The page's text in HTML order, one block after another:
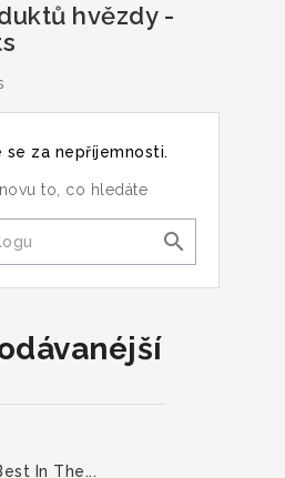
hvězdy -
se za nepříjemnosti.
to, co hledáte
search